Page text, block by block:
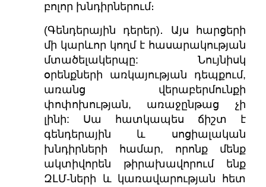
բոլոր խնդիրներում։
(Գենդերային դերեր)․ Այս հարցերի
մի կարևոր կողմ է հասարակության
մտածելակերպը: Նույնիսկ
օրենքների առկայության դեպքում,
առանց վերաբերմունքի
փոփոխության, առաջընթաց չի
լինի: Սա հատկապես ճիշտ է
գենդերային և սոցիալական
խնդիրների համար, որոնք մենք
ակտիվորեն թիրախավորում ենք
ԶԼՄ-ների և կառավարության հետ